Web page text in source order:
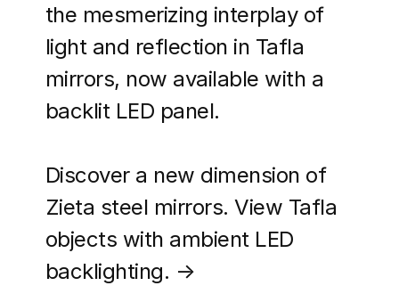
the mesmerizing interplay of
light and reflection in Tafla
mirrors, now available with a
backlit LED panel.
Discover a new dimension of
Zieta steel mirrors. View Tafla
objects with ambient LED
backlighting. →